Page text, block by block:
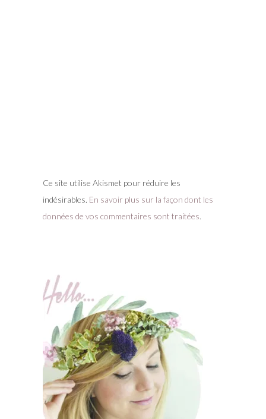
Ce site utilise Akismet pour réduire les
indésirables. En savoir plus sur la façon dont les
données de vos commentaires sont traitées.